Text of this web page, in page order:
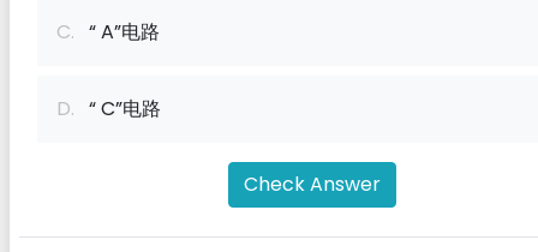
C. “ A”电路
D. “ C”电路
Check Answer